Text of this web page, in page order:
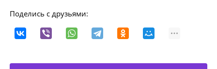
Поделись с друзьями: